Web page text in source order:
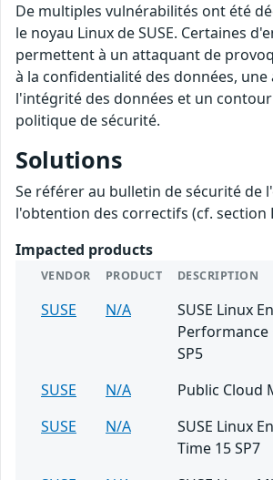
De multiples vulnérabilités ont été
le noyau Linux de SUSE. Certaines
permettent à un attaquant de
à la confidentialité des données, une
l'intégrité des données et un
politique de sécurité.
Solutions
Se référer au bulletin de sécurité de
l'obtention des correctifs (cf. section
Impacted products
VENDOR PRODUCT DESCRIPTION
SUSE N/A
SUSE Linux
SP5
SUSE
N/A
Public Cloud
SUSE
N/A
SUSE Linux
Time 15 SP7